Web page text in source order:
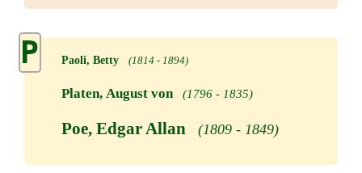
P Paoli, Betty (1814 - 1894)
Platen, August von (1796 - 1835)
Poe, Edgar Allan (1809 - 1849)